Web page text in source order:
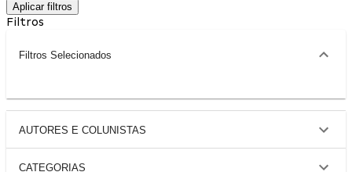
Aplicar filtros
Filtros
Filtros Selecionados
AUTORES E COLUNISTAS
CATEGORIAS